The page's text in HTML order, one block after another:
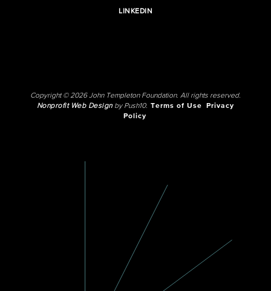
LINKEDIN
Copyright © 2026 John Templeton Foundation. All rights reserved.
Nonprofit Web Designby Push10. Terms of Use
Privacy
Policy